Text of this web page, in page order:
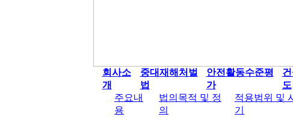
회사소
개
중대재해처벌
법
안전활동수준평
가
도
주요내
용
법의목적 및 정
의
적용범위 및 시
기